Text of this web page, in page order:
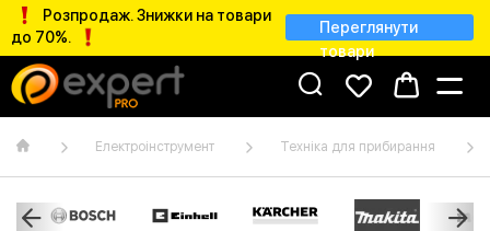
Розпродаж. Знижки на товари
до 70%.
Переглянути
товари
Електроінструмент Техніка для прибирання